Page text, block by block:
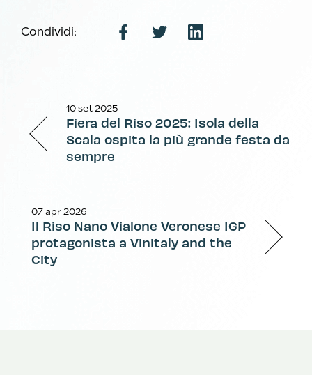
Condividi:
10 set 2025
Fiera del Riso 2025: Isola della
Scala ospita la più grande festa da
sempre
07 apr 2026
Il Riso Nano Vialone Veronese IGP
protagonista a Vinitaly and the
City